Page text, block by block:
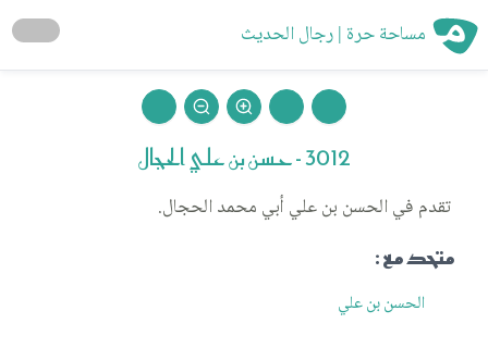
مساحة حرة | رجال الحديث
3012 - حسن بن علي الحجال
تقدم في الحسن بن علي أبي محمد الحجال.
متحد مع :
الحسن بن علي